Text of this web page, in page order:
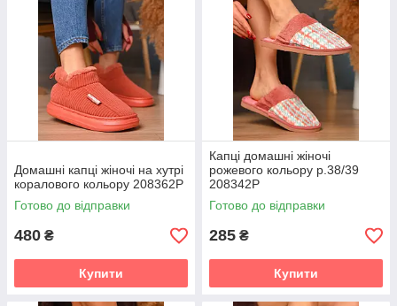
Домашні капці жіночі на хутрі
коралового кольору 208362P
Готово до відправки
480 ₴
Купити
Капці домашні жіночі
рожевого кольору р.38/39
208342P
Готово до відправки
285 ₴
Купити